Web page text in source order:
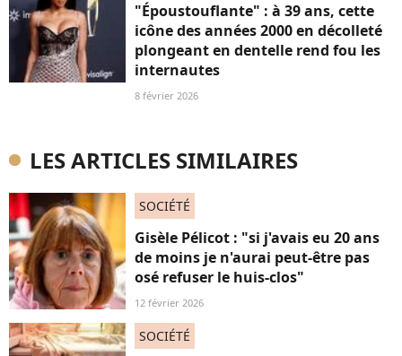
"Époustouflante" : à 39 ans, cette
icône des années 2000 en décolleté
plongeant en dentelle rend fou les
internautes
8 février 2026
LES ARTICLES SIMILAIRES
SOCIÉTÉ
Gisèle Pélicot : "si j'avais eu 20 ans
de moins je n'aurai peut-être pas
osé refuser le huis-clos"
12 février 2026
SOCIÉTÉ